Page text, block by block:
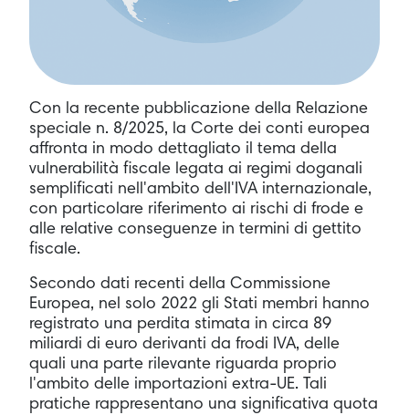
Con la recente pubblicazione della Relazione
speciale n. 8/2025, la Corte dei conti europea
affronta in modo dettagliato il tema della
vulnerabilità fiscale legata ai regimi doganali
semplificati nell'ambito dell'IVA internazionale,
con particolare riferimento ai rischi di frode e
alle relative conseguenze in termini di gettito
fiscale.
Secondo dati recenti della Commissione
Europea, nel solo 2022 gli Stati membri hanno
registrato una perdita stimata in circa 89
miliardi di euro derivanti da frodi IVA, delle
quali una parte rilevante riguarda proprio
l'ambito delle importazioni extra-UE. Tali
pratiche rappresentano una significativa quota